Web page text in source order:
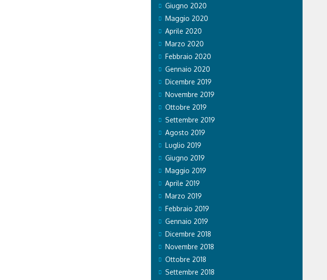
Giugno 2020
Maggio 2020
Aprile 2020
Marzo 2020
Febbraio 2020
Gennaio 2020
Dicembre 2019
Novembre 2019
Ottobre 2019
Settembre 2019
Agosto 2019
Luglio 2019
Giugno 2019
Maggio 2019
Aprile 2019
Marzo 2019
Febbraio 2019
Gennaio 2019
Dicembre 2018
Novembre 2018
Ottobre 2018
Settembre 2018